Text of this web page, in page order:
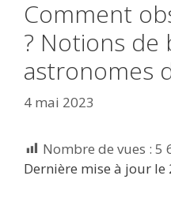
Comment
? Notions de
astronomes
4 mai 2023
Nombre de vues : 5
Dernière mise à jour